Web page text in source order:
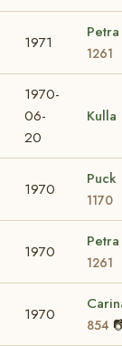
1971
Petra
1261
1970-
06-
20
Kulla
1970
Puck
1170
1970
Petra
1261
1970
854